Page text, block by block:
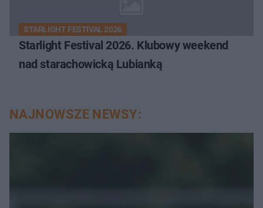
STARLIGHT FESTIVAL 2026
Starlight Festival 2026. Klubowy weekend
nad starachowicką Lubianką
NAJNOWSZE NEWSY: